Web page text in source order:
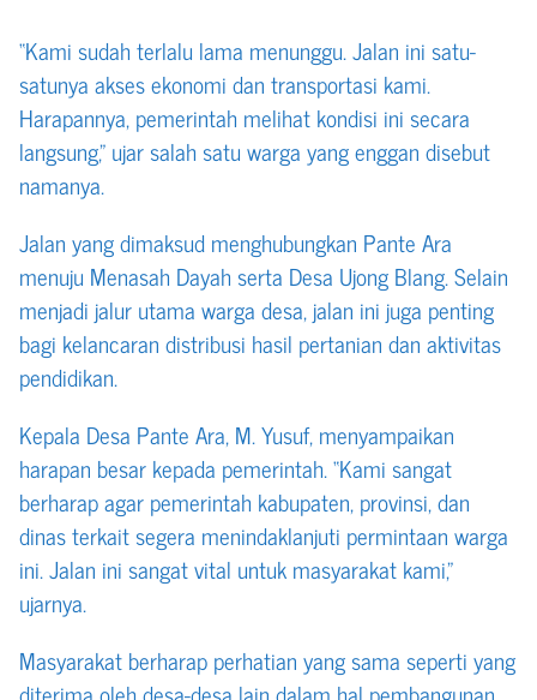
“Kami sudah terlalu lama menunggu. Jalan ini satu-
satunya akses ekonomi dan transportasi kami.
Harapannya, pemerintah melihat kondisi ini secara
langsung,” ujar salah satu warga yang enggan disebut
namanya.
Jalan yang dimaksud menghubungkan Pante Ara
menuju Menasah Dayah serta Desa Ujong Blang. Selain
menjadi jalur utama warga desa, jalan ini juga penting
bagi kelancaran distribusi hasil pertanian dan aktivitas
pendidikan.
Kepala Desa Pante Ara, M. Yusuf, menyampaikan
harapan besar kepada pemerintah. “Kami sangat
berharap agar pemerintah kabupaten, provinsi, dan
dinas terkait segera menindaklanjuti permintaan warga
ini. Jalan ini sangat vital untuk masyarakat kami,”
ujarnya.
Masyarakat berharap perhatian yang sama seperti yang